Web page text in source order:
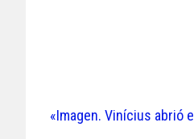
«Imagen. Vinícius abrió